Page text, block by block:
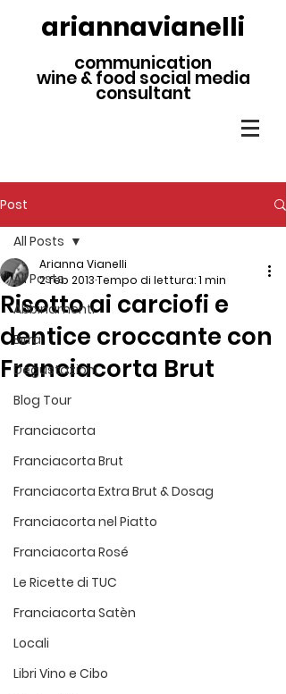
ariannavianelli
communication
wine & food social media
consultant
Post
All Posts
Abbinamenti
Birra
Degustazioni
Blog Tour
Franciacorta
Franciacorta Brut
Franciacorta Extra Brut & Dosag
Franciacorta nel Piatto
Franciacorta Rosé
Le Ricette di TUC
Franciacorta Satèn
Locali
Libri Vino e Cibo
All Posts
Risotto ai carciofi e
dentice croccante con
Franciacorta Brut
Arianna Vianelli
2 feb 2013Tempo di lettura: 1 min